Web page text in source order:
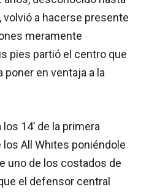
a hacerse presente
meramente
pies partió el centro que
poner en ventaja a la
14’ de la primera
los All Whites poniéndole
uno de los costados de
el defensor central